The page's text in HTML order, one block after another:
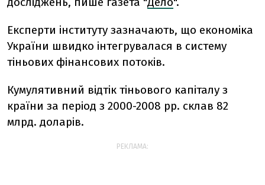
Експерти інституту зазначають, що економіка
України швидко інтегрувалася в систему
тіньових фінансових потоків.
Кумулятивний відтік тіньового капіталу з
країни за період з 2000-2008 рр. склав 82
млрд. доларів.
РЕКЛАМА: